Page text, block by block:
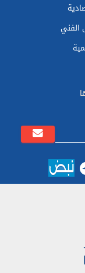
الفني